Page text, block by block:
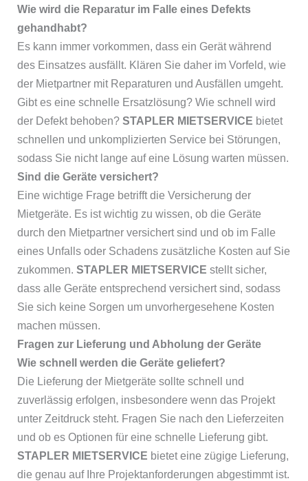
Wie wird die Reparatur im Falle eines Defekts
gehandhabt?
Es kann immer vorkommen, dass ein Gerät während
des Einsatzes ausfällt. Klären Sie daher im Vorfeld, wie
der Mietpartner mit Reparaturen und Ausfällen umgeht.
Gibt es eine schnelle Ersatzlösung? Wie schnell wird
der Defekt behoben? STAPLER MIETSERVICE bietet
schnellen und unkomplizierten Service bei Störungen,
sodass Sie nicht lange auf eine Lösung warten müssen.
Sind die Geräte versichert?
Eine wichtige Frage betrifft die Versicherung der
Mietgeräte. Es ist wichtig zu wissen, ob die Geräte
durch den Mietpartner versichert sind und ob im Falle
eines Unfalls oder Schadens zusätzliche Kosten auf Sie
zukommen. STAPLER MIETSERVICE stellt sicher,
dass alle Geräte entsprechend versichert sind, sodass
Sie sich keine Sorgen um unvorhergesehene Kosten
machen müssen.
Fragen zur Lieferung und Abholung der Geräte
Wie schnell werden die Geräte geliefert?
Die Lieferung der Mietgeräte sollte schnell und
zuverlässig erfolgen, insbesondere wenn das Projekt
unter Zeitdruck steht. Fragen Sie nach den Lieferzeiten
und ob es Optionen für eine schnelle Lieferung gibt.
STAPLER MIETSERVICE bietet eine zügige Lieferung,
die genau auf Ihre Projektanforderungen abgestimmt ist.